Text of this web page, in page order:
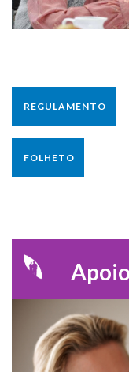
REGULAMENTO
FOLHETO